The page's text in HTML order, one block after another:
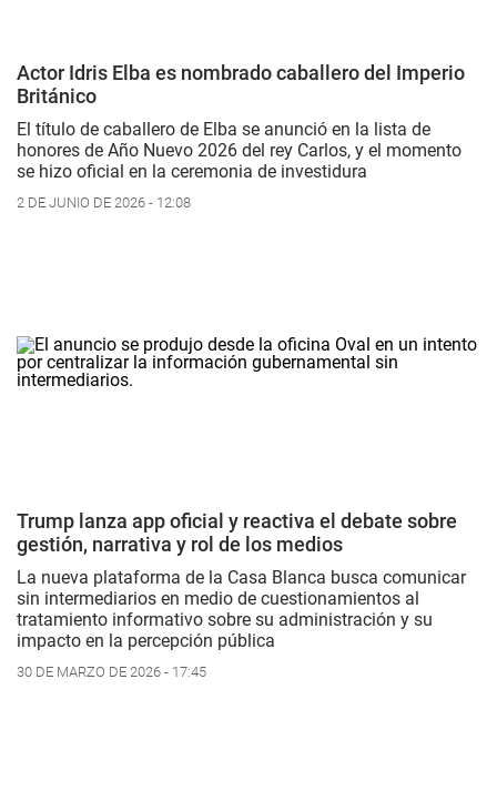
Actor Idris Elba es nombrado caballero del Imperio
Británico
El título de caballero de Elba se anunció en la lista de
honores de Año Nuevo 2026 del rey Carlos, y el momento
se hizo oficial en la ceremonia de investidura
2 DE JUNIO DE 2026 - 12:08
Trump lanza app oficial y reactiva el debate sobre
gestión, narrativa y rol de los medios
La nueva plataforma de la Casa Blanca busca comunicar
sin intermediarios en medio de cuestionamientos al
tratamiento informativo sobre su administración y su
impacto en la percepción pública
30 DE MARZO DE 2026 - 17:45